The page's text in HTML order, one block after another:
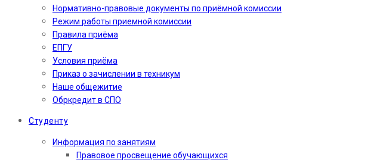
Нормативно-правовые документы по приёмной комиссии
Режим работы приемной комиссии
Правила приёма
ЕПГУ
Условия приёма
Приказ о зачислении в техникум
Наше общежитие
Обркредит в СПО
Студенту
Информация по занятиям
Правовое просвещение обучающихся